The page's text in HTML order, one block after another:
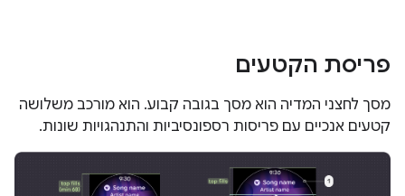
פריסת הקטעים
מסך לחצני המדיה הוא מסך בגובה קבוע. הוא מורכב משלושה
קטעים אנכיים עם פריסות רספונסיביות והתנהגויות שונות.